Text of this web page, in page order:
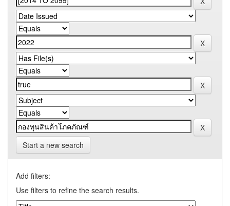
Start a new search
Add filters:
Use filters to refine the search results.